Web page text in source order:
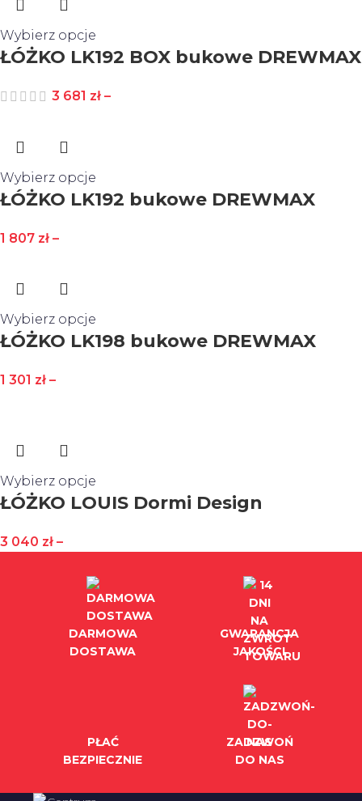
Wybierz opcje
ŁÓŻKO LK192 BOX bukowe DREWMAX
3 681 zł –
Wybierz opcje
ŁÓŻKO LK192 bukowe DREWMAX
1 807 zł –
Wybierz opcje
ŁÓŻKO LK198 bukowe DREWMAX
1 301 zł –
Wybierz opcje
ŁÓŻKO LOUIS Dormi Design
3 040 zł –
DARMOWA
DOSTAWA
GWARANCJA
JAKOŚCI
PŁAĆ
BEZPIECZNIE
ZADZWOŃ
DO NAS